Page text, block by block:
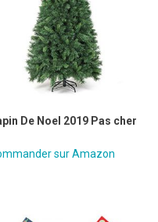
De Noel 2019 Pas cher
sur Amazon